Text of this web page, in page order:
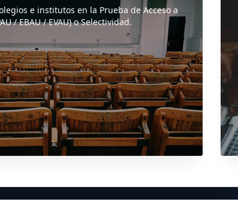
e institutos en la Prueba de Acceso a
/ EBAU / EVAU) o Selectividad.